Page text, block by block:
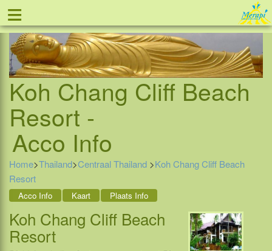
≡ Tel: 088 - 81 11 999
Koh Chang Cliff Beach
Resort -
Acco Info
Home>Thailand>Centraal Thailand >Koh Chang Cliff Beach
Resort
Acco Info Kaart Plaats Info
Koh Chang Cliff Beach
Resort